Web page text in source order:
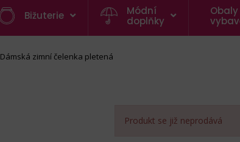
Bižuterie
Módní
doplňky
Dámská zimní čelenka pletená
Produkt se již neprodává